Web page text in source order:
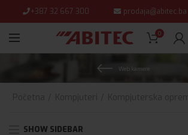
+387 32 667 300 prodaja@abitec.ba
0
Web kamere
SHOW SIDEBAR